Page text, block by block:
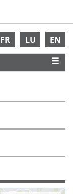
FR LU EN